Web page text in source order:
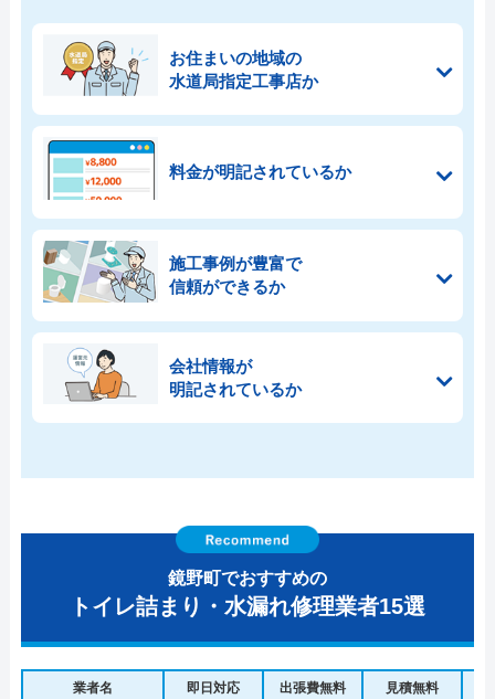
お住まいの地域の
水道局指定工事店か
料金が明記されているか
施工事例が豊富で
信頼ができるか
会社情報が
明記されているか
鏡野町でおすすめの
トイレ詰まり・水漏れ修理業者15選
業者名 即日対応 出張費無料 見積無料